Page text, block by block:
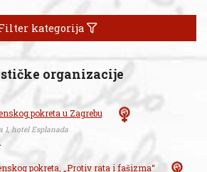
kategorija
organizacije
pokreta u Zagrebu
hotel Esplanada
pokreta, „Protiv rata i fašizma“